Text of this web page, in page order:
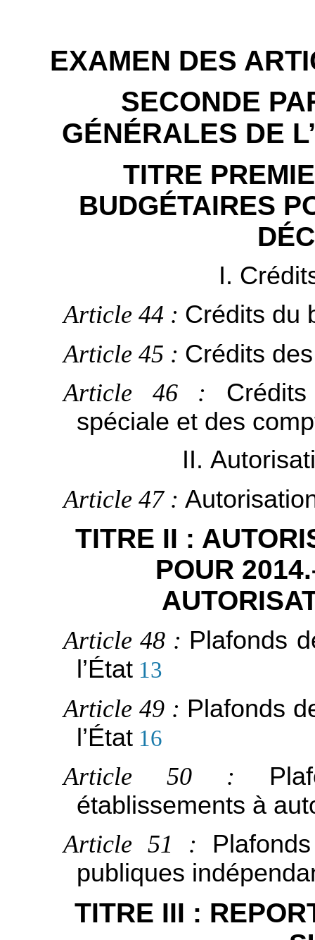
EXAMEN DES
SECONDE
GÉNÉRALES DE
TITRE
BUDGÉTAIRES
I.
Article 44 : Crédits du
Article 45 : Crédits
Article 46 :
spéciale et des
II.
Article 47 :
TITRE II :
POUR
Article 48 : Plafonds
l’État13
Article 49 : Plafonds
l’État16
Article 50 :
établissements à
Article 51 :
publiques
TITRE III :